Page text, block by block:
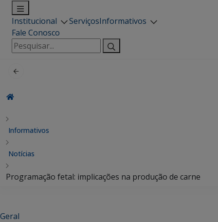
Institucional ServiçosInformativos
Fale Conosco
Pesquisar
por:
Informativos
Notícias
Programação fetal: implicações na produção de carne
Geral